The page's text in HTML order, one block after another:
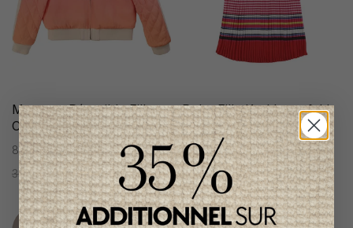
Manteau Révesible Fille
Chloé
8 ans
338,95$CA
168,95$CA
Robe Fille Karl Lagerfeld
8 ans
177,95$CA
88,95$CA